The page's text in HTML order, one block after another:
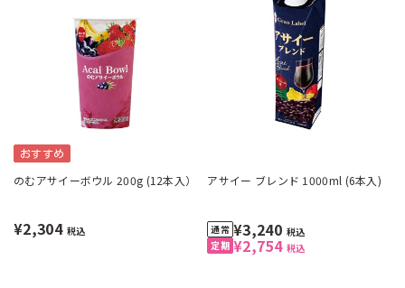
おすすめ
のむアサイーボウル 200g (12本入）
¥2,304 税込
アサイー ブレンド 1000ml (6本入)
¥2,754 税込
¥3,240 税込